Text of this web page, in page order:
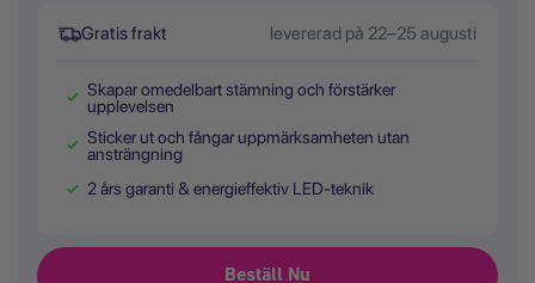
Gratis frakt levererad på 22–25 augusti
Skapar omedelbart stämning och förstärker
upplevelsen
Sticker ut och fångar uppmärksamheten utan
ansträngning
2 års garanti & energieffektiv LED-teknik